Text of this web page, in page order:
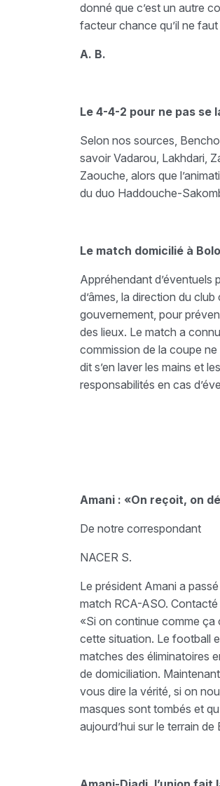
donné que c’est un autre
facteur chance qu’il ne faut
A. B.
Le 4-4-2 pour ne pas se
Selon nos sources,
savoir Vadarou, Lakhdari,
Zaouche, alors que
du duo Haddouche-
Le match domicilié à
Appréhendant d’éventuels
d’âmes, la direction du
gouvernement, pour
des lieux. Le match a
commission de la coupe
dit s’en laver les mains et
responsabilités en cas
Amani : «On reçoit, on
De notre correspondant
NACER S.
Le président Amani a
match RCA-ASO.
«Si on continue comme ça
cette situation. Le football
matches des éliminatoires
de domiciliation.
vous dire la vérité, si on
masques sont tombés et
aujourd’hui sur le terrain